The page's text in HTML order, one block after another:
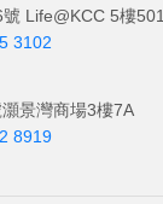
Life@KCC 5樓501
3102
景灣商場3樓7A
8919